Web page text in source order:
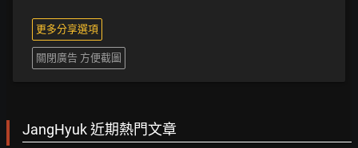
更多分享選項
關閉廣告 方便截圖
JangHyuk 近期熱門文章